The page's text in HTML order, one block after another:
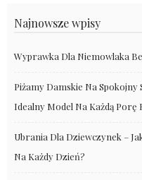
Najnowsze wpisy
Wyprawka Dla Niemowlaka
Piżamy Damskie Na Spokojny
Idealny Model Na Każdą Porę
Ubrania Dla Dziewczynek –
Na Każdy Dzień?